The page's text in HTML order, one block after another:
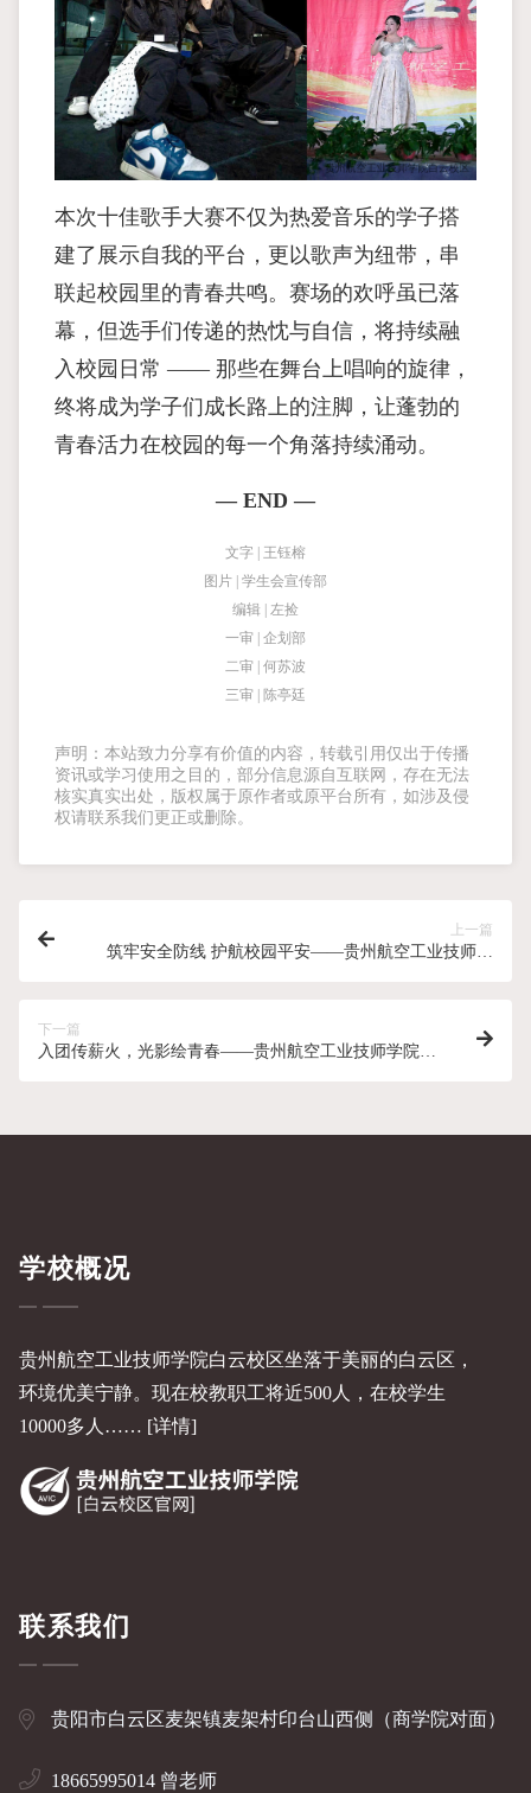
本次十佳歌手大赛不仅为热爱音乐的学子搭
建了展示自我的平台，更以歌声为纽带，串
联起校园里的青春共鸣。赛场的欢呼虽已落
幕，但选手们传递的热忱与自信，将持续融
入校园日常 —— 那些在舞台上唱响的旋律，
终将成为学子们成长路上的注脚，让蓬勃的
青春活力在校园的每一个角落持续涌动。
— END —
文字 | 王钰榕
图片 | 学生会宣传部
编辑 | 左捡
一审 | 企划部
二审 | 何苏波
三审 | 陈亭廷
声明：本站致力分享有价值的内容，转载引用仅出于传播
资讯或学习使用之目的，部分信息源自互联网，存在无法
核实真实出处，版权属于原作者或原平台所有，如涉及侵
权请联系我们更正或删除。
上一篇
筑牢安全防线 护航校园平安——贵州航空工业技师学
下一篇
入团传薪火，光影绘青春——贵州航空工业技师学院白
学校概况
贵州航空工业技师学院白云校区坐落于美丽的白云区，
环境优美宁静。现在校教职工将近500人，在校学生
10000多人…… [详情]
联系我们
贵阳市白云区麦架镇麦架村印台山西侧（商学院对面）
18665995014 曾老师